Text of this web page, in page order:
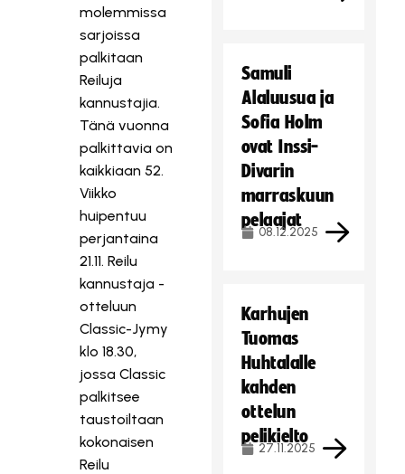
molemmissa
sarjoissa
palkitaan
Reiluja
kannustajia.
Tänä vuonna
palkittavia on
kaikkiaan 52.
Viikko
huipentuu
perjantaina
21.11. Reilu
kannustaja -
otteluun
Classic-Jymy
klo 18.30,
jossa Classic
palkitsee
taustoiltaan
kokonaisen
Reilu
Samuli
Alaluusua ja
Sofia Holm
ovat Inssi-
Divarin
marraskuun
pelaajat
08.12.2025
Karhujen
Tuomas
Huhtalalle
kahden
ottelun
pelikielto
27.11.2025